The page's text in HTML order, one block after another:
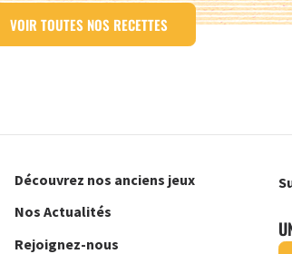
VOIR TOUTES NOS RECETTES
Découvrez nos anciens jeux
Nos Actualités
Rejoignez-nous